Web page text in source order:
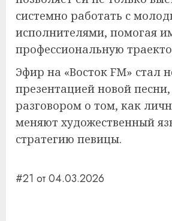
системно работать с
исполнителями, помогая
профессиональную
Эфир на «Восток FM» стал
презентацией новой
разговором о том, как
меняют художественный
стратегию певицы.
#21 от 04.03.2026